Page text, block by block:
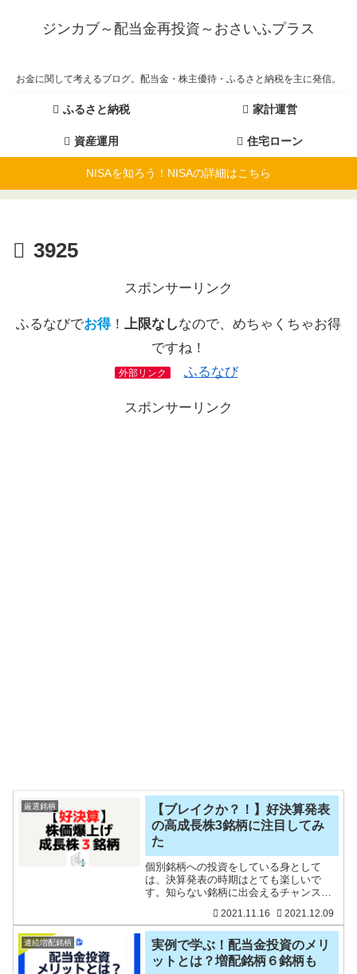
ジンカブ～配当金再投資～おさいふプラス
お金に関して考えるブログ。配当金・株主優待・ふるさと納税を主に発信。
ふるさと納税 家計運営
資産運用 住宅ローン
NISAを知ろう！NISAの詳細はこちら
3925
スポンサーリンク
ふるなびでお得！ 上限なしなので、めちゃくちゃお得
ですね！
外部リンク ふるなび
スポンサーリンク
厳選銘柄
【ブレイクか？！】好決算発表
の高成長株3銘柄に注目してみ
た
個別銘柄への投資をしている身として
は、決算発表の時期はとても楽しいで
す。知らない銘柄に出会えるチャンスで
算書を読んでいると、決算を見る力も養
われてきているのもあると思います。ま
た、投資資金の関係上、良い銘
2021.11.16 2021.12.09
連続増配銘柄
実例で学ぶ！配当金投資のメリ
ットとは？増配銘柄６銘柄も